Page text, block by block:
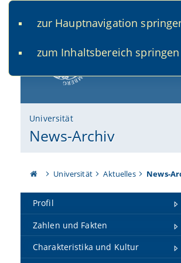
zur Hauptnavigation
zum Inhaltsbereich springen
Universität
News-Archiv
Universität Aktuelles News-
Profil
Zahlen und Fakten
Charakteristika und Kultur